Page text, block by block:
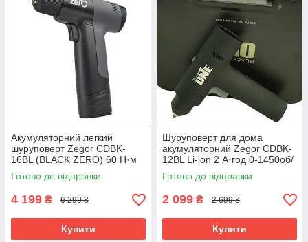
Акумуляторний легкий
шуруповерт Zegor CDBK-
16BL (BLACK ZERO) 60 Н·м
1000 об/хв компактний
шуруповерт акумуляторний в
кейсі
Готово до відправки
4 199 ₴ 6 299 ₴
Купити
Шуруповерт для дома
акумуляторний Zegor CDBK-
12BL Li-ion 2 А·год 0-1450об/
хв акумуляторний
шурупокрут бездротовий
Готово до відправки
2 099 ₴ 2 699 ₴
Купити